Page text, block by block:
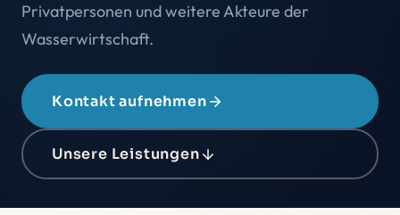
Privatpersonen und weitere Akteure der
Wasserwirtschaft.
Kontakt aufnehmen
Unsere Leistungen